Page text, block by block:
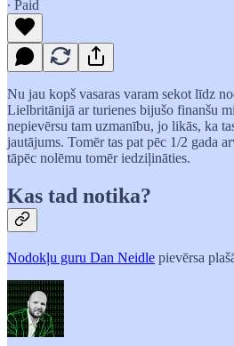
∙ Paid
Nu jau kopš vasaras varam sekot līdz
Lielbritānijā ar turienes bijušo finanšu
nepievērsu tam uzmanību, jo likās, ka
jautājums. Tomēr tas pat pēc 1/2 gada
tāpēc nolēmu tomēr iedziļināties.
Kas tad notika?
Nodokļu guru Dan Neidle pievērsa